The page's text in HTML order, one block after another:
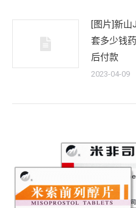
[图片]新山
套多少钱
后付款
2023-04-09